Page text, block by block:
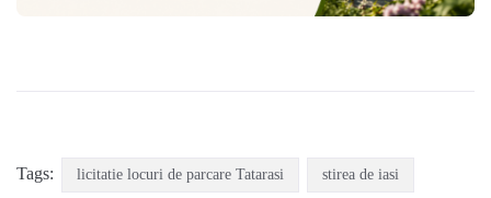
Tags: licitatie locuri de parcare Tatarasi stirea de iasi